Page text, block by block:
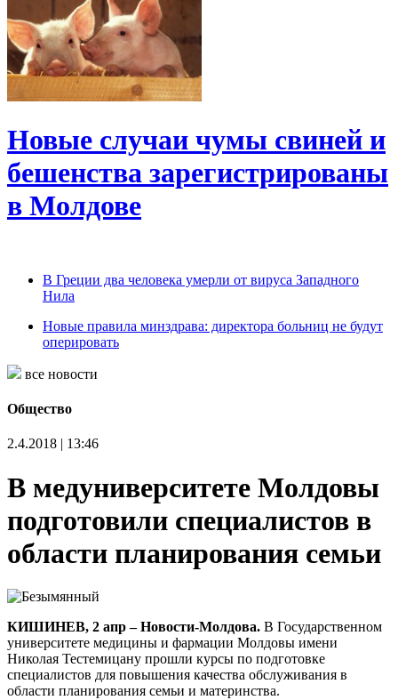
Новые случаи чумы свиней и
бешенства зарегистрированы
в Молдове
В Греции два человека умерли от вируса Западного
Нила
Новые правила минздрава: директора больниц не будут
оперировать
все новости
Общество
2.4.2018 | 13:46
В медуниверситете Молдовы
подготовили специалистов в
области планирования семьи
КИШИНЕВ, 2 апр – Новости-Молдова. В Государственном
университете медицины и фармации Молдовы имени
Николая Тестемицану прошли курсы по подготовке
специалистов для повышения качества обслуживания в
области планирования семьи и материнства.